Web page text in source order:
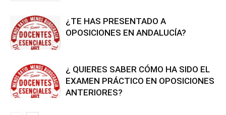
¿TE HAS PRESENTADO A
OPOSICIONES EN ANDALUCÍA?
¿ QUIERES SABER CÓMO HA SIDO EL
EXAMEN PRÁCTICO EN OPOSICIONES
ANTERIORES?